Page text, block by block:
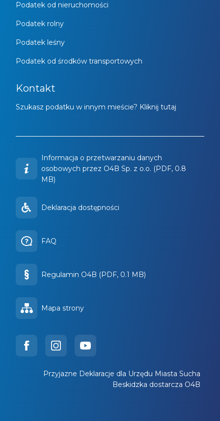
Podatek od nieruchomości
Podatek rolny
Podatek leśny
Podatek od środków transportowych
Kontakt
Szukasz podatku w innym mieście? Kliknij tutaj
Informacja o przetwarzaniu danych
osobowych przez O4B Sp. z o.o. (PDF, 0.8
MB)
Deklaracja dostępności
FAQ
Regulamin O4B (PDF, 0.1 MB)
Mapa strony
Przyjazne Deklaracje dla Urzędu Miasta Sucha
Beskidzka dostarcza O4B